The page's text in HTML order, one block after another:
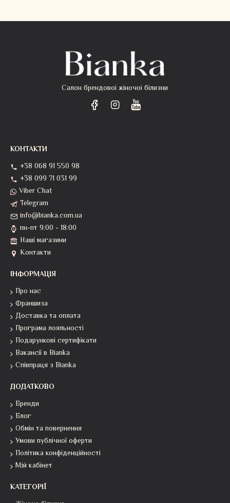
Салон брендовоі жіночоі білизни
КОНТАКТИ
+38 068 91 550 98
+38 099 71 031 99
Viber Chat
Telegram
info@bianka.com.ua
пн-пт 9:00 - 18:00
Наші магазини
Контакти
ІНФОРМАЦІЯ
Про нас
Франшиза
Доставка та оплата
Програма лояльності
Подарункові сертифікати
Вакансії в Bianka
Співпраця з Bianka
ДОДАТКОВО
Бренди
Блог
Обмін та повернення
Умови публічної оферти
Політика конфіденційності
Мій кабінет
КАТЕГОРІЇ